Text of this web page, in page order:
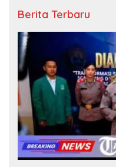
Berita Terbaru